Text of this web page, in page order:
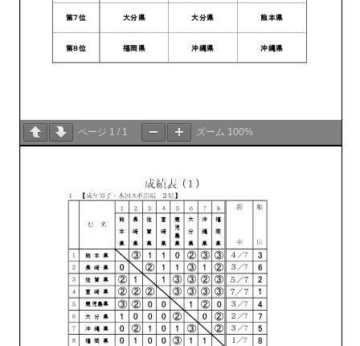
ページ 1 / 1 ズーム 100%